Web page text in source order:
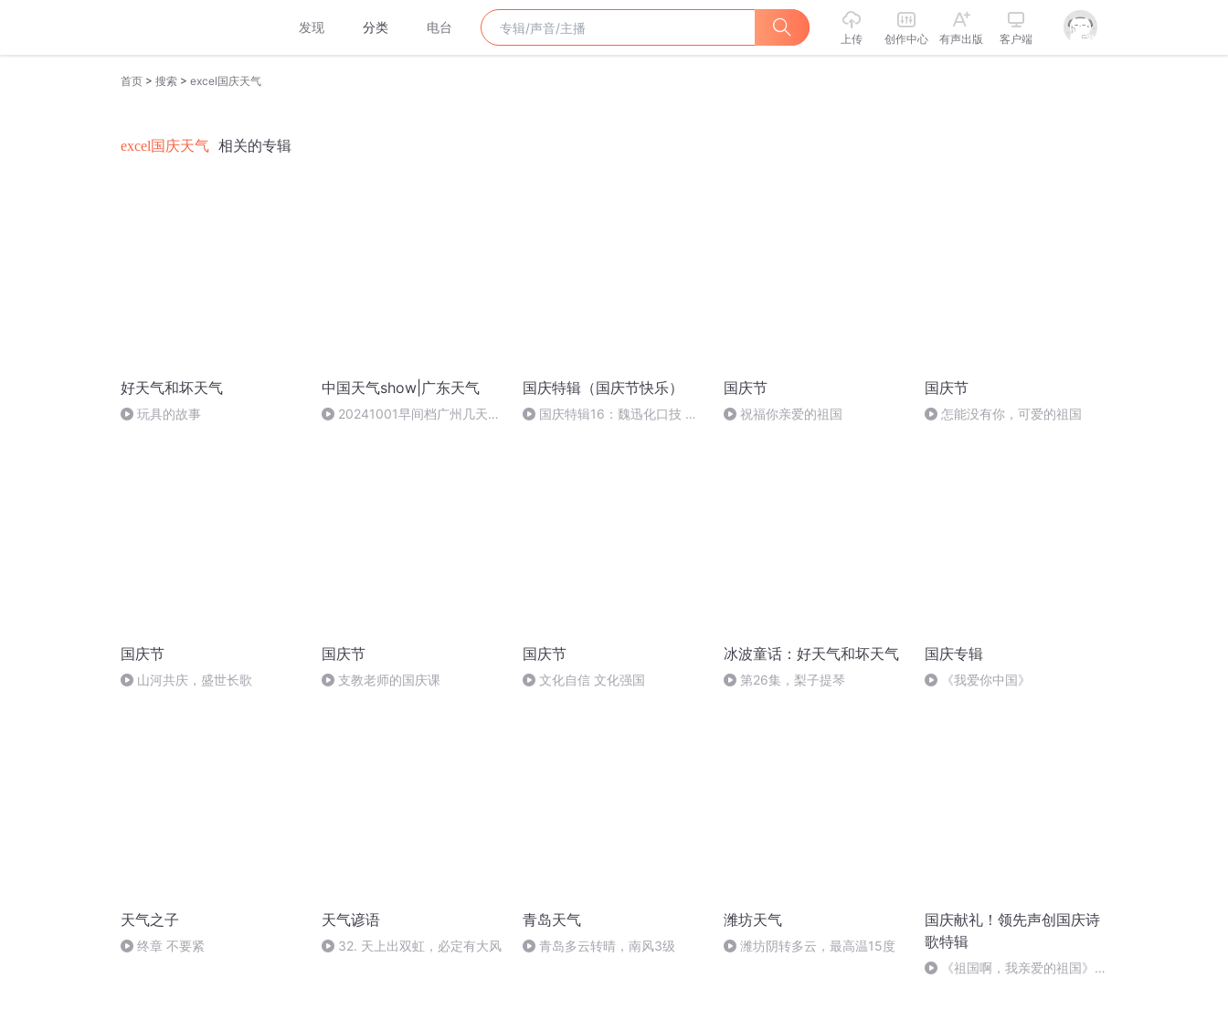
发现 分类 电台
上传 创作中心 有声出版 客户端
首页 > 搜索 > excel国庆天气
excel国庆天气 相关的专辑
好天气和坏天气
玩具的故事
中国天气show|广东天气
20241001早间档广州几天降
国庆特辑（国庆节快乐）
国庆特辑16：魏迅化口技 二
国庆节
祝福你亲爱的祖国
国庆节
怎能没有你，可爱的祖国
国庆节
山河共庆，盛世长歌
国庆节
支教老师的国庆课
国庆节
文化自信 文化强国
冰波童话：好天气和坏天气
第26集，梨子提琴
国庆专辑
《我爱你中国》
天气之子
终章 不要紧
天气谚语
32. 天上出双虹，必定有大风
青岛天气
青岛多云转晴，南风3级
潍坊天气
潍坊阴转多云，最高温15度
国庆献礼！领先声创国庆诗
歌特辑
《祖国啊，我亲爱的祖国》温